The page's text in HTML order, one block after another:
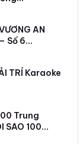
AN
Số 6…
TRÍ Karaoke
Trung
SAO 100…